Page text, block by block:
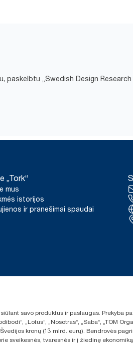
„Swedish Design Research
„Tork“
mus
istorijos
ir pranešimai spaudai
savo produktus ir paslaugas. Prekyba
„Lotus“, „Nosotras“, „Saba“, „TOM
kronų (13 mlrd. eurų). Bendrovės
sveikesnės, tvaresnės ir į žiedinę